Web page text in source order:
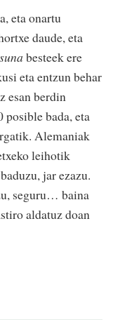
eta onartu
daude, eta
besteek ere
eta entzun behar
esan berdin
posible bada, eta
Alemaniak
leihotik
jar ezazu.
seguru… baina
aldatuz doan